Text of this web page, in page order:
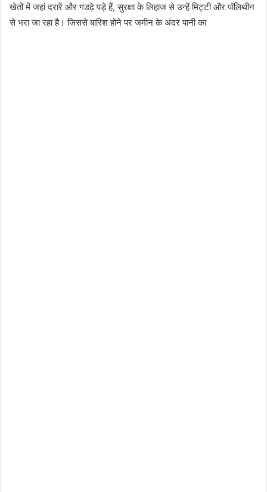
खेतों में जहां दरारें और गडढ़े पड़े हैं, सुरक्षा के लिहाज से उन्हें मिट्टी और पॉलिथीन
से भरा जा रहा है। जिससे बारिश होने पर जमीन के अंदर पानी का